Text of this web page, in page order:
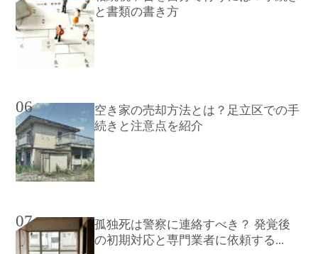
と書類の書き方
06
空き家の売却方法とは？足立区での手
続きと注意点を紹介
07
孤独死は警察に連絡すべき？ 発覚後
の初期対応と専門業者に依頼する...